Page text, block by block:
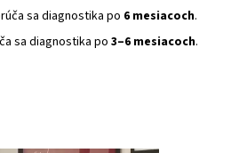
sa diagnostika po 6 mesiacoch.
sa diagnostika po3–6 mesiacoch.